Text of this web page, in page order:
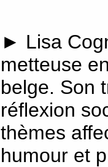
► Lisa
metteuse
belge. Son
réflexion
thèmes
humour et